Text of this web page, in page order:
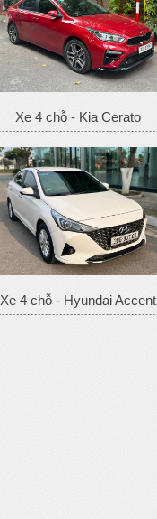
Xe 4 chỗ - Kia Cerato
Xe 4 chỗ - Hyundai Accent